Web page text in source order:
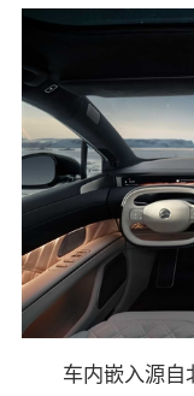
车内嵌入源自